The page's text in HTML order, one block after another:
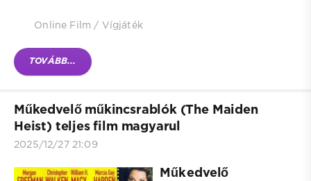
Online Film / Vígjáték
TOVÁBB...
Műkedvelő műkincsrablók (The Maiden
Heist) teljes film magyarul
2025/12/27 21:09
Műkedvelő